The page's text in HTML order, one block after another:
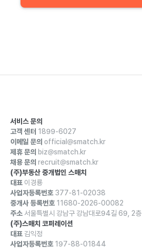
서비스 문의
고객 센터 1899-6027
이메일 문의 official@smatch.kr
제휴 문의 biz@smatch.kr
채용 문의 recruit@smatch.kr
(주)부동산 중개법인 스매치
대표 이경룡
사업자등록번호 377-81-02038
중개사 등록번호 11680-2026-00082
주소 서울특별시 강남구 강남대로94길 69, 2층
(주)스매치 코퍼레이션
대표 김익정
사업자등록번호 197-88-01844